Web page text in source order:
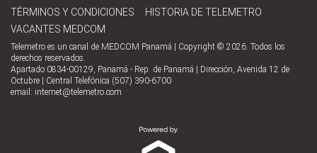
TÉRMINOS Y CONDICIONES
HISTORIA DE TELEMETRO
VACANTES MEDCOM
Telemetro es un canal de MEDCOM Panamá | Copyright © 2026. Todos los
derechos reservados.
Apartado 0834-00129, Panamá - Rep. de Panamá | Dirección, Avenida 12 de
Octubre | Central Telefónica (507) 390-6700
email: internet@telemetro.com